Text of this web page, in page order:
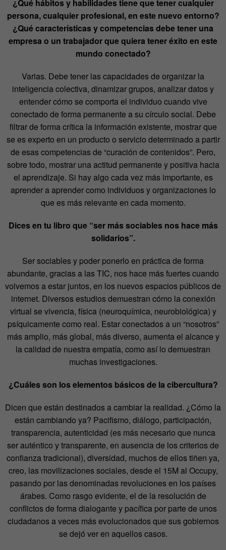
¿Qué hábitos y habilidades tiene que tener cualquier
persona, cualquier profesional, en este nuevo entorno?
¿Qué características y competencias debe tener una
empresa o un trabajador que quiera tener éxito en este
mundo conectado?
Varias. Debe tener las capacidades de organizar la
inteligencia colectiva, dinamizar grupos, analizar datos y
entender cómo se comporta el individuo cuando vive
conectado de forma permanente a su círculo social. Debe
filtrar de forma crítica la información existente, mostrar que
se es experto en un producto o servicio determinado a partir
de esas competencias de “curación de contenidos”. Pero,
sobre todo, mostrar una actitud permanente y positiva hacia
el aprendizaje. Si hay algo cada vez más importante, es
aprender a aprender como individuos y organizaciones lo
que es más relevante en cada momento.
Dices en tu libro que “ser más sociables nos hace más
solidarios”.
Ser sociables y poder ponerlo en práctica de forma
abundante, gracias a las TIC, nos hace más fuertes cuando
volvemos a estar juntos, en los nuevos espacios públicos de
internet. Diversos estudios demuestran cómo la conexión
virtual se vivencia, física (neuroquímica, neurobiológica) y
psíquicamente como real. Estar conectados a un “nosotros”
más amplio, más global, más diverso, aumenta el alcance y
la calidad de nuestra empatía, como así lo demuestran
muchas investigaciones.
¿Cuáles son los elementos básicos de la cibercultura?
Dicen que están destinados a cambiar la realidad. ¿Cómo la
están cambiando ya? Pacifismo, diálogo, participación,
transparencia, autenticidad (es más necesario que nunca
ser auténtico y transparente, en ausencia de los criterios de
confianza tradicional), diversidad, muchos de ellos tiñen ya,
creo, las movilizaciones sociales, desde el 15M al Occupy,
pasando por las denominadas revoluciones en los países
árabes. Como rasgo evidente, el de la resolución de
conflictos de forma dialogante y pacífica por parte de unos
ciudadanos a veces más evolucionados que sus gobiernos
se dejó ver en aquellos casos.